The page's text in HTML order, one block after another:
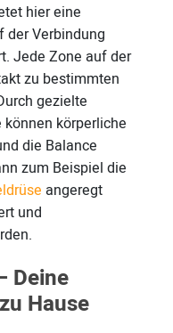
hier eine
der Verbindung
Jede Zone auf der
zu bestimmten
gezielte
körperliche
die Balance
zum Beispiel die
angeregt
und
Deine
Hause